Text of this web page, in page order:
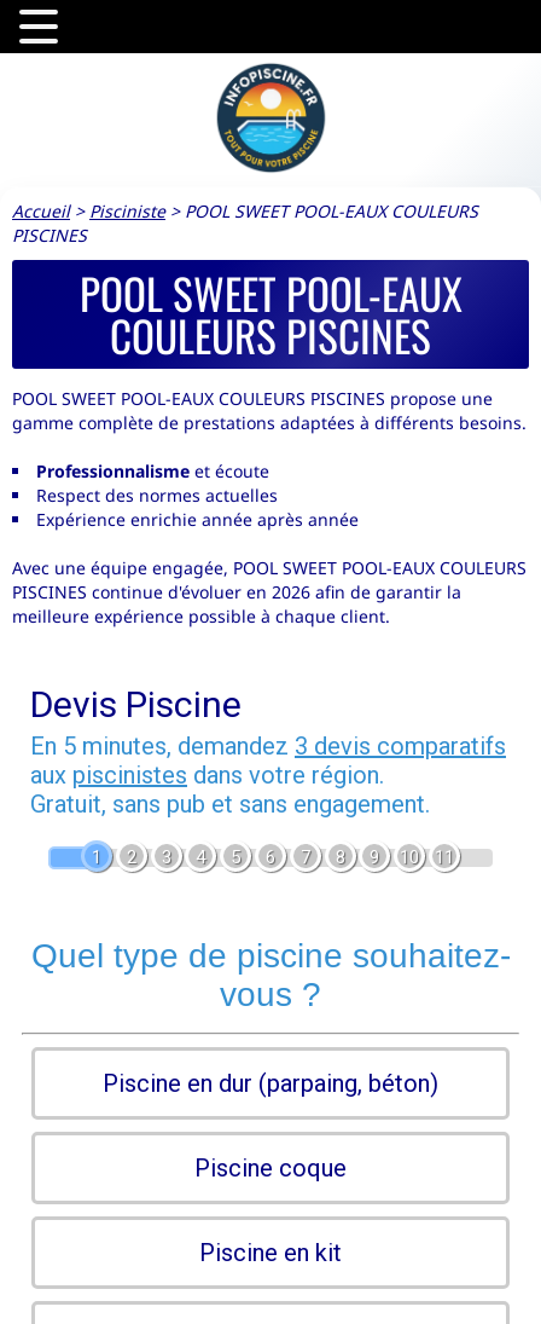
Accueil> Pisciniste> POOL SWEET POOL-EAUX COULEURS
PISCINES
POOL SWEET POOL-EAUX
COULEURS PISCINES
POOL SWEET POOL-EAUX COULEURS PISCINES propose une
gamme complète de prestations adaptées à différents besoins.
Professionnalisme et écoute
Respect des normes actuelles
Expérience enrichie année après année
Avec une équipe engagée, POOL SWEET POOL-EAUX COULEURS
PISCINES continue d'évoluer en 2026 afin de garantir la
meilleure expérience possible à chaque client.
Devis Piscine
En 5 minutes, demandez 3 devis comparatifs
aux piscinistes dans votre région.
Gratuit, sans pub et sans engagement.
1 2 3 4 5 6 7 8 9 10 11
Quel type de piscine souhaitez-
vous ?
Piscine en dur (parpaing, béton)
Piscine coque
Piscine en kit